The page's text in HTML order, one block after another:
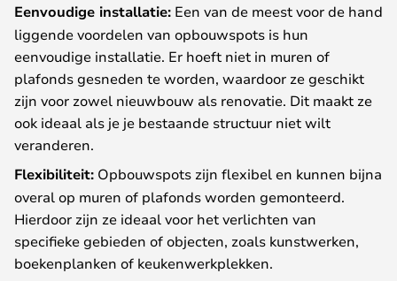
Eenvoudige installatie: Een van de meest voor de hand
liggende voordelen van opbouwspots is hun
eenvoudige installatie. Er hoeft niet in muren of
plafonds gesneden te worden, waardoor ze geschikt
zijn voor zowel nieuwbouw als renovatie. Dit maakt ze
ook ideaal als je je bestaande structuur niet wilt
veranderen.
Flexibiliteit: Opbouwspots zijn flexibel en kunnen bijna
overal op muren of plafonds worden gemonteerd.
Hierdoor zijn ze ideaal voor het verlichten van
specifieke gebieden of objecten, zoals kunstwerken,
boekenplanken of keukenwerkplekken.